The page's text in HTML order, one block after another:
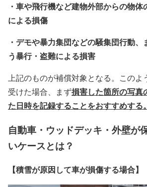
・車や飛行機など建物外部からの物
による損傷
・デモや暴力集団などの騒集団行動
う暴行・盗難による損害
上記のものが補償対象となる。この
受けた場合、まず損害した箇所の写真
た日時を記録することをおすすめする。
自動車・ウッドデッキ・外壁が
いケースとは？
【積雪が原因して車が損傷する場合】